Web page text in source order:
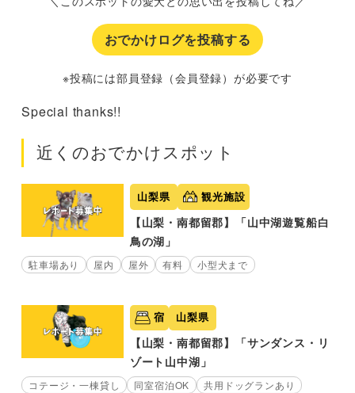
おでかけログを投稿する
※投稿には部員登録（会員登録）が必要です
Special thanks!!
近くのおでかけスポット
山梨県 観光施設
【山梨・南都留郡】「山中湖遊覧船白
鳥の湖」
駐車場あり 屋内 屋外 有料 小型犬まで
宿 山梨県
【山梨・南都留郡】「サンダンス・リ
ゾート山中湖」
コテージ・一棟貸し 同室宿泊OK
共用ドッグランあり